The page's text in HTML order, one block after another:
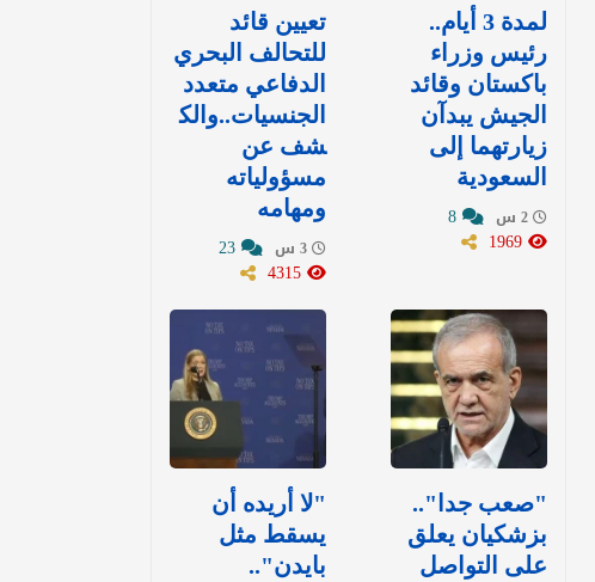
لمدة 3 أيام..
رئيس وزراء
باكستان وقائد
الجيش يبدآن
زيارتهما إلى
السعودية
تعيين قائد
للتحالف البحري
الدفاعي متعدد
الجنسيات..والك
شف عن
مسؤولياته
ومهامه
"صعب جدا"..
بزشكيان يعلق
على التواصل
"لا أريده أن
يسقط مثل
بايدن"..